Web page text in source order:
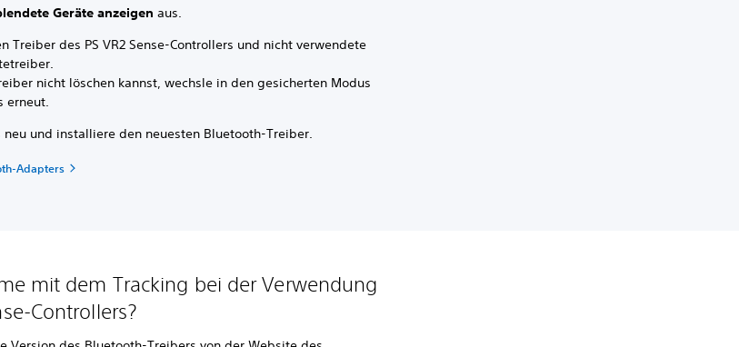
Geräte anzeigen aus.
Treiber des PS VR2 Sense-Controllers und nicht verwendete
nicht löschen kannst, wechsle in den gesicherten Modus
erneut.
neu und installiere den neuesten Bluetooth-Treiber.
Adapters
mit dem Tracking bei der Verwendung
Controllers?